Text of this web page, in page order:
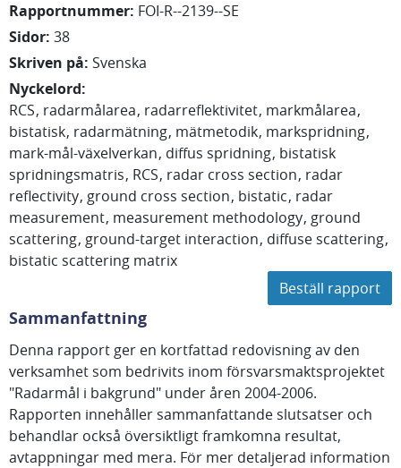
Rapportnummer: FOI-R--2139--SE
Sidor: 38
Skriven på: Svenska
Nyckelord:
RCS radarmålarea radarreflektivitet markmålarea
bistatisk radarmätning mätmetodik markspridning
mark-mål-växelverkan diffus spridning bistatisk
spridningsmatris RCS radar cross section radar
reflectivity ground cross section bistatic radar
measurement measurement methodology ground
scattering ground-target interaction diffuse scattering
bistatic scattering matrix
Beställ rapport
Sammanfattning
Denna rapport ger en kortfattad redovisning av den
verksamhet som bedrivits inom försvarsmaktsprojektet
"Radarmål i bakgrund" under åren 2004-2006.
Rapporten innehåller sammanfattande slutsatser och
behandlar också översiktligt framkomna resultat,
avtappningar med mera. För mer detaljerad information